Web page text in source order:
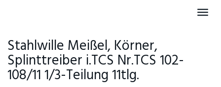
Stahlwille Meißel, Körner,
Splinttreiber i.TCS Nr.TCS 102-
108/11 1/3-Teilung 11tlg.